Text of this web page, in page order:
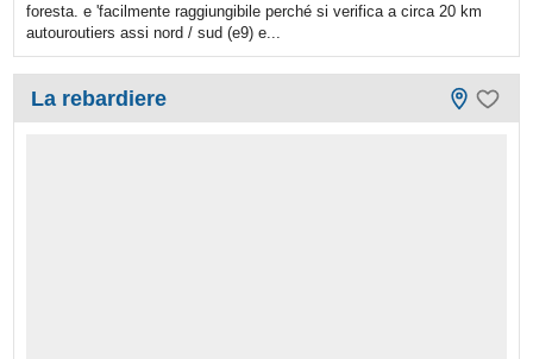
foresta. e 'facilmente raggiungibile perché si verifica a circa 20 km
autouroutiers assi nord / sud (e9) e...
La rebardiere